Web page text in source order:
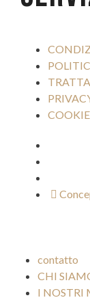
contatto
CHI
I NOSTRI